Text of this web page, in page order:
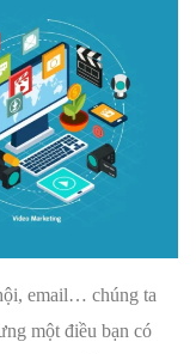
email… chúng ta
một điều bạn có